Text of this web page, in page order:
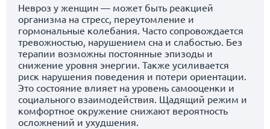
Невроз у женщин — может быть реакцией
организма на стресс, переутомление и
гормональные колебания. Часто сопровождается
тревожностью, нарушением сна и слабостью. Без
терапии возможны постоянные эпизоды и
снижение уровня энергии. Также усиливается
риск нарушения поведения и потери ориентации.
Это состояние влияет на уровень самооценки и
социального взаимодействия. Щадящий режим и
комфортное окружение снижают вероятность
осложнений и ухудшения.